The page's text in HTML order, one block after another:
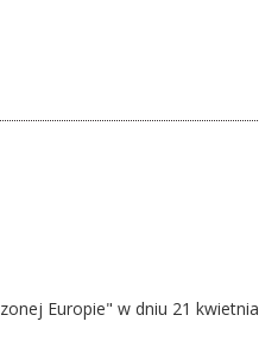
Europie" w dniu 21 kwietnia